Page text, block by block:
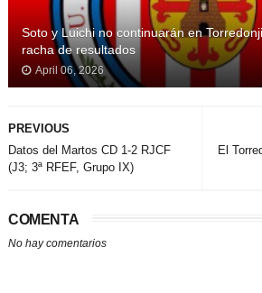
Soto y Luichi no continuarán en
racha de resultados
April 06, 2026
El
PREVIOUS
Datos del Martos CD 1-2 RJCF
(J3; 3ª RFEF, Grupo IX)
COMENTA
No hay comentarios